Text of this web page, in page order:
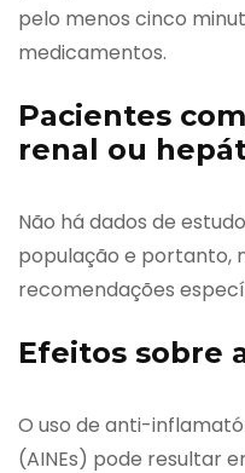
pelo menos cinco
medicamentos.
Pacientes
renal ou
Não há dados de
população e portanto,
recomendações
Efeitos sobre
O uso de anti-
(AINEs) pode resultar